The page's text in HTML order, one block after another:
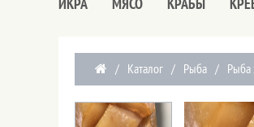
/ Каталог / Рыба / Рыба